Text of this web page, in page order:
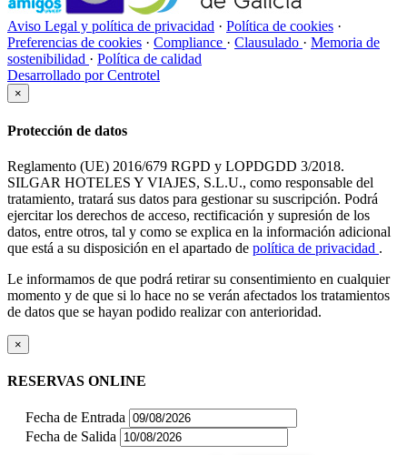
Aviso Legal y política de privacidad · Política de cookies ·
Preferencias de cookies · Compliance · Clausulado · Memoria de
sostenibilidad · Política de calidad
Desarrollado por Centrotel
×
Protección de datos
Reglamento (UE) 2016/679 RGPD y LOPDGDD 3/2018.
SILGAR HOTELES Y VIAJES, S.L.U., como responsable del
tratamiento, tratará sus datos para gestionar su suscripción. Podrá
ejercitar los derechos de acceso, rectificación y supresión de los
datos, entre otros, tal y como se explica en la información adicional
que está a su disposición en el apartado de política de privacidad .
Le informamos de que podrá retirar su consentimiento en cualquier
momento y de que si lo hace no se verán afectados los tratamientos
de datos que se hayan podido realizar con anterioridad.
×
RESERVAS ONLINE
Fecha de Entrada
Fecha de Salida